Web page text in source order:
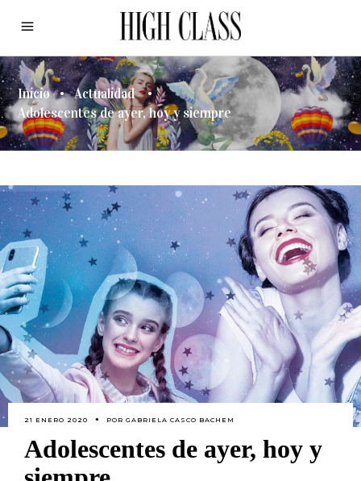
Inicio • Actualidad •
Adolescentes de ayer, hoy y siempre
21 ENERO 2020 PORGABRIELA CASCO BACHEM
Adolescentes de ayer, hoy y